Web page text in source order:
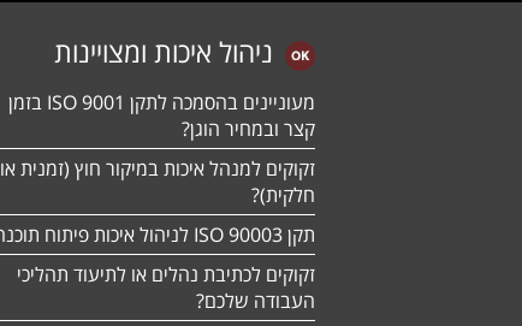
ניהול איכות ומצויינות
מעוניינים בהסמכה לתקן ISO 9001 בזמן
קצר ובמחיר הוגן?
זקוקים למנהל איכות במיקור חוץ (זמנית או
חלקית)?
תקן ISO 90003 לניהול איכות פיתוח תוכנה
זקוקים לכתיבת נהלים או לתיעוד תהליכי
העבודה שלכם?